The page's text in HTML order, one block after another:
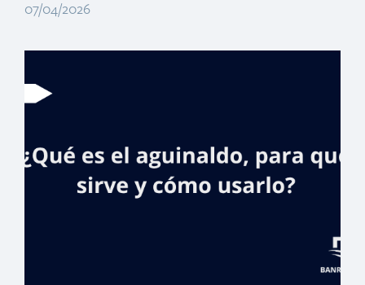
07/04/2026
Beneficios
son y por qué son
importantes?